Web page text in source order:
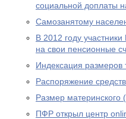
социальной доплаты
Самозанятому
В 2012 году
на свои пенсионные
Индексация размеров
Распоряжение
Размер материнского
ПФР открыл центр